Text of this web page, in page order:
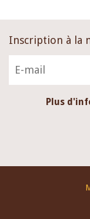
Inscription à la
Plus